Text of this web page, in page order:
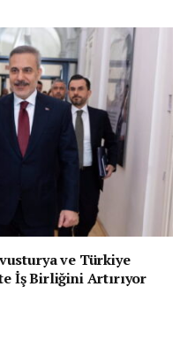
ve Türkiye
İş Birliğini Artırıyor